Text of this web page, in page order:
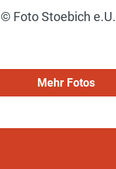
© Foto Stoebich e.U.
Mehr Fotos